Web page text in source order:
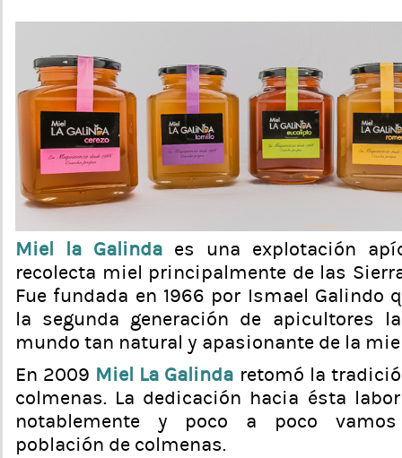
Miel la Galinda es una explotación
recolecta miel principalmente de las
Fue fundada en 1966 por Ismael Galindo
la segunda generación de apicultores
mundo tan natural y apasionante de la
En 2009 Miel La Galinda retomó la
colmenas. La dedicación hacia ésta
notablemente y poco a poco
población de colmenas.